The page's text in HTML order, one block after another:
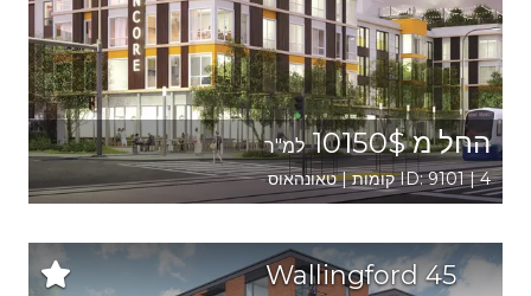
החל מ 10150$ למ"ר
ID: 9101 | 4 קומות | טאונהאוס
Wallingford 45